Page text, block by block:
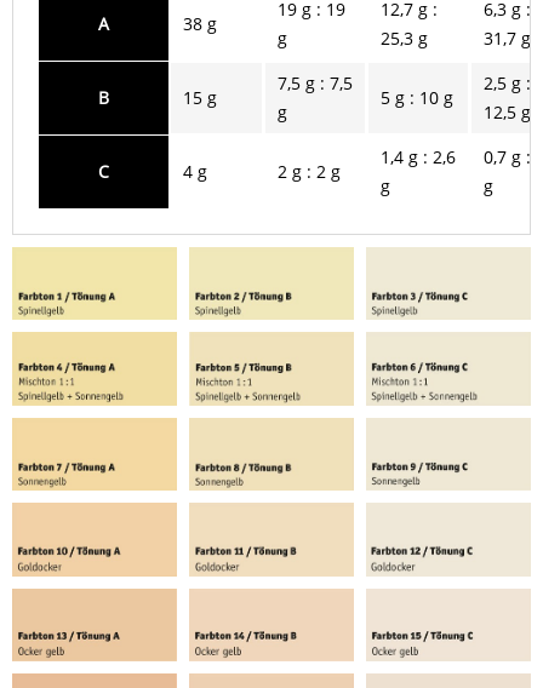
A 38 g
19 g : 19
g
12,7 g :
25,3 g
6,3 g :
31,7 g
B 15 g
7,5 g : 7,5
g
5 g : 10 g
2,5 g :
12,5 g
C 4 g 2 g : 2 g
1,4 g : 2,6
g
0,7 g :
g